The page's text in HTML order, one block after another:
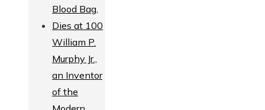
William P.
Murphy Jr.,
an Inventor
of the